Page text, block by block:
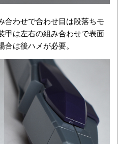
合わせで合わせ目は段落ちモ
甲は左右の組み合わせで表面
は後ハメが必要。